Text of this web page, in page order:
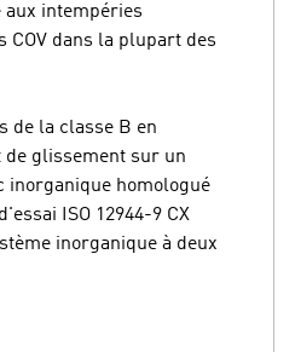
aux intempéries
COV dans la plupart des
de la classe B en
de glissement sur un
inorganique homologué
ISO 12944-9 CX
inorganique à deux